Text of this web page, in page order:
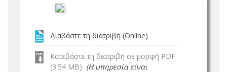
Διαβάστε τη διατριβή (Online)
Κατεβάστε τη διατριβή σε μορφή PDF
(3.54 MB) (Η υπηρεσία είναι